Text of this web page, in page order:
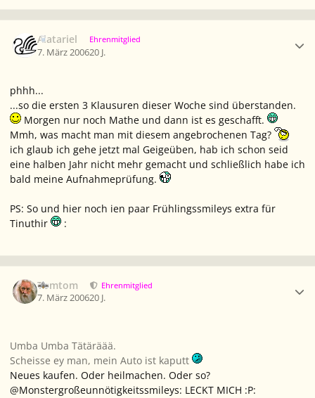
Alatariel Ehrenmitglied
7. März 200620 J.
phhh...
...so die ersten 3 Klausuren dieser Woche sind überstanden.
Morgen nur noch Mathe und dann ist es geschafft.
Mmh, was macht man mit diesem angebrochenen Tag?
ich glaub ich gehe jetzt mal Geigeüben, hab ich schon seid
eine halben Jahr nicht mehr gemacht und schließlich habe ich
bald meine Aufnahmeprüfung.
PS: So und hier noch ien paar Frühlingssmileys extra für
Tinuthir
:
Tomtom Ehrenmitglied
7. März 200620 J.
Umba Umba Tätäräää.
Scheisse ey man, mein Auto ist kaputt
Neues kaufen. Oder heilmachen. Oder so?
@Monstergroßeunnötigkeitssmileys: LECKT MICH :P: